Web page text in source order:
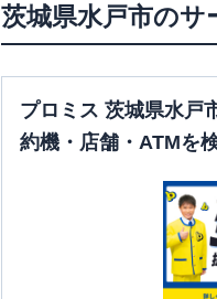
茨城県水戸市のサ
プロミス 茨城県水戸
約機・店舗・ATMを